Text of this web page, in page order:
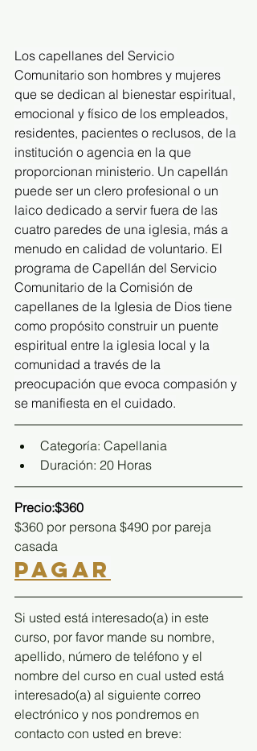
Los capellanes del Servicio
Comunitario son hombres y mujeres
que se dedican al bienestar espiritual,
emocional y físico de los empleados,
residentes, pacientes o reclusos, de la
institución o agencia en la que
proporcionan ministerio. Un capellán
puede ser un clero profesional o un
laico dedicado a servir fuera de las
cuatro paredes de una iglesia, más a
menudo en calidad de voluntario. El
programa de Capellán del Servicio
Comunitario de la Comisión de
capellanes de la Iglesia de Dios tiene
como propósito construir un puente
espiritual entre la iglesia local y la
comunidad a través de la
preocupación que evoca compasión y
se manifiesta en el cuidado.
Categoría: Capellania
Duración: 20 Horas
Precio:$360
$360 por persona $490 por pareja
casada
PAGAR
Si usted está interesado(a) in este
curso, por favor mande su nombre,
apellido, número de teléfono y el
nombre del curso en cual usted está
interesado(a) al siguiente correo
electrónico y nos pondremos en
contacto con usted en breve: